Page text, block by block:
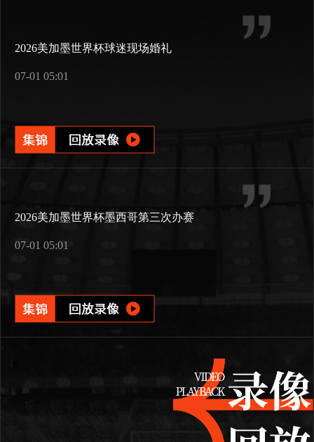
2026美加墨世界杯球迷现场婚礼
07-01 05:01
2026美加墨世界杯墨西哥第三次办赛
07-01 05:01